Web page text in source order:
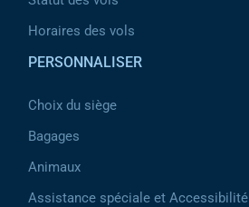
Horaires des vols
PERSONNALISER
Choix du siège
Bagages
Animaux
Assistance spéciale et Accessibilité